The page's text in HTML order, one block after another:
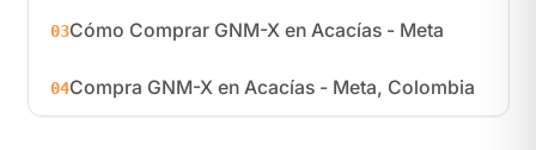
03Cómo Comprar GNM-X en Acacías - Meta
04Compra GNM-X en Acacías - Meta, Colombia